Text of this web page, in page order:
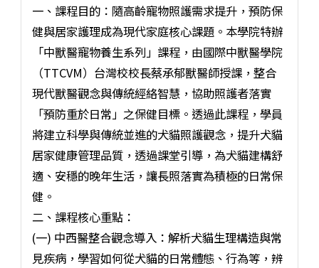
一、課程目的：隨高齡寵物照護需求提升，預防保
健與居家護理成為現代家庭核心課題。本學院特辦
「中獸醫寵物養生系列」課程，由國際中獸醫學院
（TTCVM）台灣校校長蔡承郁獸醫師授課，整合
現代獸醫觀念與傳統經絡智慧，協助照護者落實
「預防重於日常」之保健目標。透過此課程，學員
將建立科學與傳統並進的犬貓照護觀念，提升犬貓
居家健康管理品質，透過課堂引導，為犬貓建構舒
適、安穩的晚年生活，讓長照落實為積極的日常保
健。
二、課程核心重點：
(一) 中西醫整合觀念導入：解析犬貓生理構造與常
見疾病，學習如何從犬貓的日常體態、行為等，辨